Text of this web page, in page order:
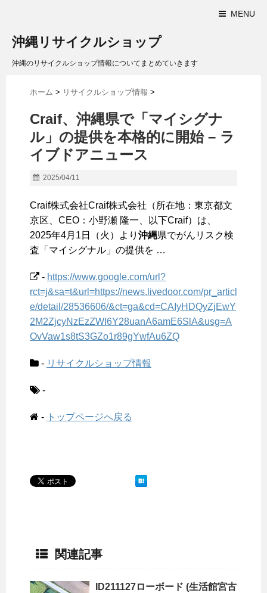
MENU
沖縄リサイクルショップ
沖縄のリサイクルショップ情報についてまとめていきます
ホーム > リサイクルショップ情報 >
Craif、 沖縄県で「マイシグナ
ル」の提供を本格的に開始 – ラ
イブドアニュース
2025/04/11
Craif株式会社Craif株式会社（所在地：東京都文
京区、CEO：小野瀬 隆一、以下Craif）は、
2025年4月1日（火）より 沖縄県でがんリスク検
査「マイシグナル」の提供を …
- https://www.google.com/url?
rct=j&sa=t&url=https://news.livedoor.com/pr_articl
e/detail/28536606/&ct=ga&cd=CAIyHDQyZjEwY
2M2ZjcyNzEzZWI6Y28uanA6amE6SlA&usg=A
OvVaw1s8tS3GZo1r89gYwfAu6ZQ
- リサイクルショップ情報
-
- トップページへ戻る
関連記事
ID211127ローボード (生活館宮古